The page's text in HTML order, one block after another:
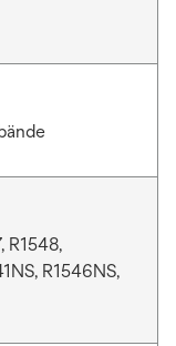
R1548,
R1546NS,